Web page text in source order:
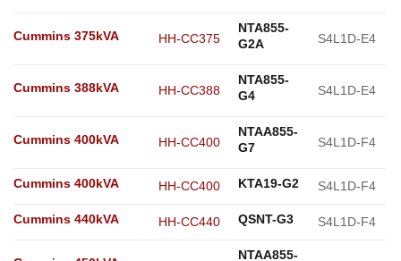
Cummins 375kVA HH-CC375
NTA855-
G2A
S4L1D-E4
Cummins 388kVA HH-CC388
NTA855-
G4
S4L1D-E4
Cummins 400kVA HH-CC400
NTAA855-
G7
S4L1D-F4
Cummins 400kVA HH-CC400 KTA19-G2 S4L1D-F4
Cummins 440kVA HH-CC440 QSNT-G3 S4L1D-F4
NTAA855-